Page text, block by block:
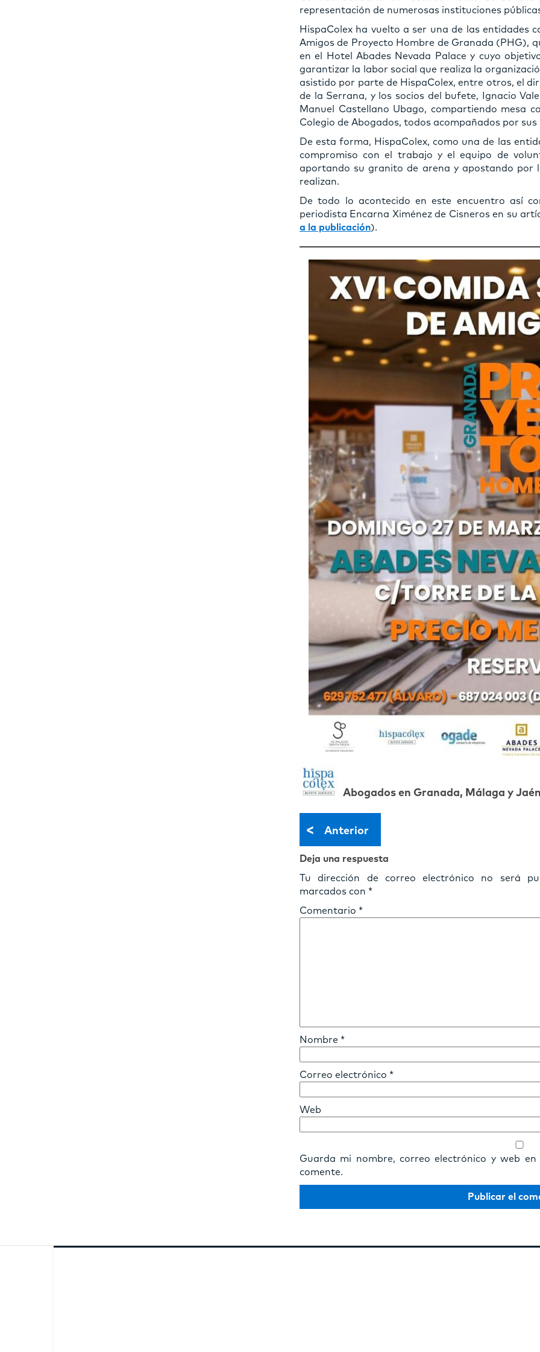
representación de numerosas instituciones
HispaColex ha vuelto a ser una de las entidades
Amigos de Proyecto Hombre de Granada (PHG),
en el Hotel Abades Nevada Palace y cuyo
garantizar la labor social que realiza la
asistido por parte de HispaColex, entre otros, el
de la Serrana, y los socios del bufete, Ignacio
Manuel Castellano Ubago, compartiendo mesa
Colegio de Abogados, todos acompañados por sus
De esta forma, HispaColex, como una de las
compromiso con el trabajo y el equipo de
aportando su granito de arena y apostando
realizan.
De todo lo acontecido en este encuentro así
periodista Encarna Ximénez de Cisneros en su
a la publicación).
Abogados en Granada, Málaga y
< Anterior
Deja una respuesta
Tu dirección de correo electrónico no será
marcados con *
Comentario *
Nombre *
Correo electrónico *
Web
Guarda mi nombre, correo electrónico y web
comente.